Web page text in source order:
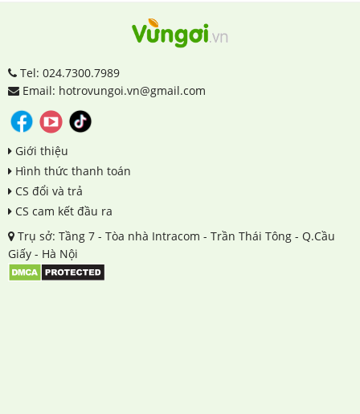
Tel: 024.7300.7989
Email: hotrovungoi.vn@gmail.com
Giới thiệu
Hình thức thanh toán
CS đổi và trả
CS cam kết đầu ra
Trụ sở: Tầng 7 - Tòa nhà Intracom - Trần Thái Tông - Q.Cầu
Giấy - Hà Nội